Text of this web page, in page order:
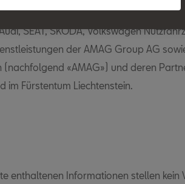
über Fahrzeuge und
SEAT, ŠKODA, Volkswagen
der AMAG Group AG
(nachfolgend «AMAG») und deren
im Fürstentum Liechtenstein.
enthaltenen Informationen stellen kein